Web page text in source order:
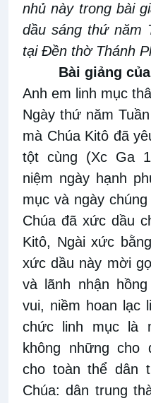
nhủ này trong bài
dầu sáng thứ năm
tại Đền thờ Thánh
Bài giảng
Anh em linh mục
Ngày thứ năm
mà Chúa Kitô đã
tột cùng (Xc Ga
niệm ngày hạnh
mục và ngày
Chúa đã xức dầu
Kitô, Ngài xức
xức dầu này mời
và lãnh nhận
vui, niềm hoan lạc
chức linh mục là
không những
cho toàn thể dân
Chúa: dân trung